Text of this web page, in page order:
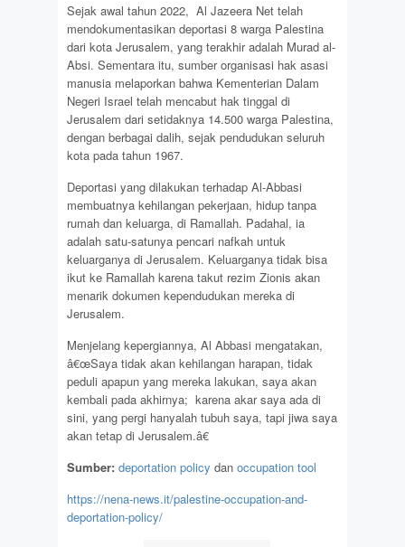
Sejak awal tahun 2022, Al Jazeera Net telah
mendokumentasikan deportasi 8 warga Palestina
dari kota Jerusalem, yang terakhir adalah Murad al-
Absi. Sementara itu, sumber organisasi hak asasi
manusia melaporkan bahwa Kementerian Dalam
Negeri Israel telah mencabut hak tinggal di
Jerusalem dari setidaknya 14.500 warga Palestina,
dengan berbagai dalih, sejak pendudukan seluruh
kota pada tahun 1967.
Deportasi yang dilakukan terhadap Al-Abbasi
membuatnya kehilangan pekerjaan, hidup tanpa
rumah dan keluarga, di Ramallah. Padahal, ia
adalah satu-satunya pencari nafkah untuk
keluarganya di Jerusalem. Keluarganya tidak bisa
ikut ke Ramallah karena takut rezim Zionis akan
menarik dokumen kependudukan mereka di
Jerusalem.
Menjelang kepergiannya, Al Abbasi mengatakan,
â€œSaya tidak akan kehilangan harapan, tidak
peduli apapun yang mereka lakukan, saya akan
kembali pada akhirnya; karena akar saya ada di
sini, yang pergi hanyalah tubuh saya, tapi jiwa saya
akan tetap di Jerusalem.â€
Sumber: deportation policy dan occupation tool
https://nena-news.it/palestine-occupation-and-
deportation-policy/